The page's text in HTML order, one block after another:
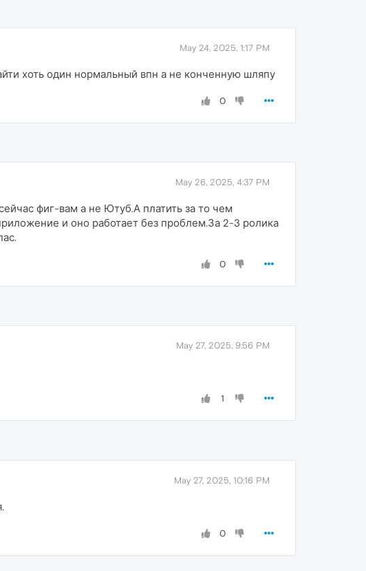
May 24, 2025, 1:17 PM
хоть один нормальный впн а не конченную шляпу
0
May 26, 2025, 4:37 PM
фиг-вам а не Ютуб.А платить за то чем
и оно работает без проблем.За 2-3 ролика
0
May 27, 2025, 9:56 PM
1
May 27, 2025, 10:16 PM
0